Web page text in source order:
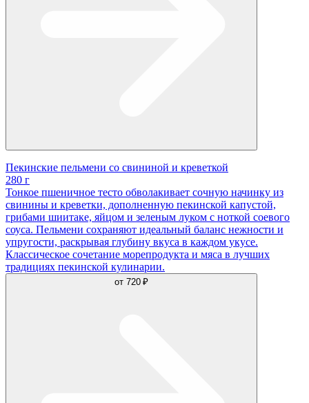
Пекинские пельмени со свининой и креветкой
280 г
Тонкое пшеничное тесто обволакивает сочную начинку из
свинины и креветки, дополненную пекинской капустой,
грибами шиитаке, яйцом и зеленым луком с ноткой соевого
соуса. Пельмени сохраняют идеальный баланс нежности и
упругости, раскрывая глубину вкуса в каждом укусе.
Классическое сочетание морепродукта и мяса в лучших
традициях пекинской кулинарии.
от 720 ₽